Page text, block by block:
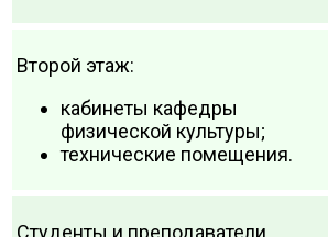
Второй этаж:
кабинеты кафедры
физической культуры;
технические помещения.
Студенты и преподаватели